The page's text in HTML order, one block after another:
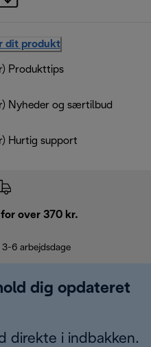
dit produkt
Produkttips
Nyheder og særtilbud
Hurtig support
over 370 kr.
3-6 arbejdsdage
dig opdateret
direkte i indbakken.